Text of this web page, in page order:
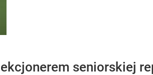
seniorskiej